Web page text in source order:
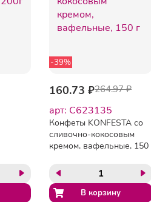
-39%
160.73 ₽264.97 ₽
арт: C623135
Конфеты KONFESTA со
сливочно-кокосовым
кремом, вафельные, 150